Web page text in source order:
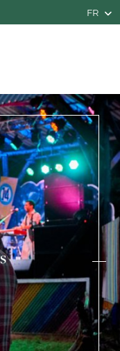
FR